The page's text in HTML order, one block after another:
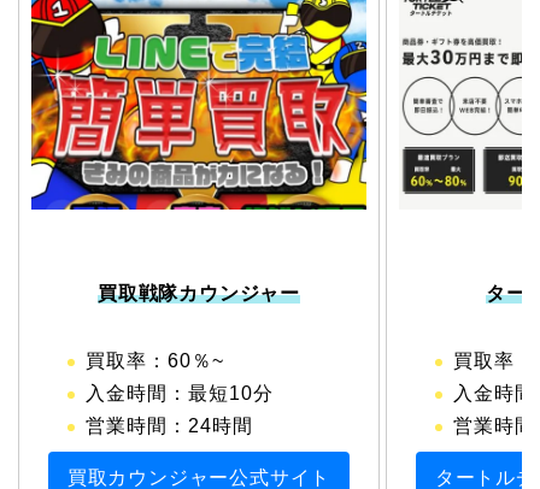
買取戦隊カウンジャー
買取率：60％~
入金時間：最短10分
営業時間：24時間
買取カウンジャー公式サイト
ター
買取率
入金時
営業時
タートル